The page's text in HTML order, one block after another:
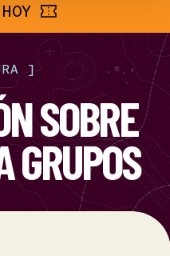
]
SOBRE
GRUPOS